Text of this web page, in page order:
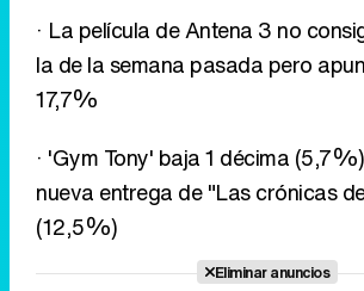
· La película de Antena 3 no
la de la semana pasada pero
17,7%
· 'Gym Tony' baja 1 décima
nueva entrega de "Las crónicas
(12,5%)
Eliminar anuncios